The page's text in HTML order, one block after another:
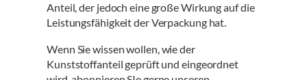
Anteil, der jedoch eine große Wirkung auf die
Leistungsfähigkeit der Verpackung hat.
Wenn Sie wissen wollen, wie der
Kunststoffanteil geprüft und eingeordnet